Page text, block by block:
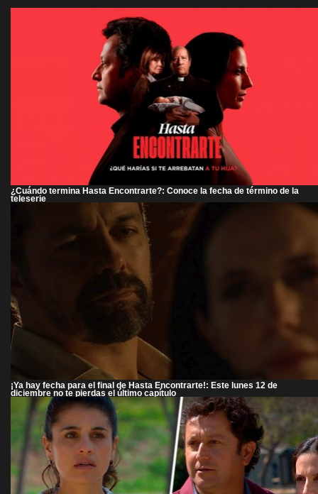
¿Cuándo termina Hasta Encontrarte?: Conoce la fecha de término de la
teleserie
¡Ya hay fecha para el final de Hasta Encontrarte!: Este lunes 12 de
diciembre no te pierdas el último capítulo